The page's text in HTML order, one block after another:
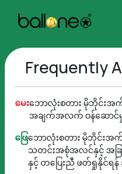
Frequently
မေးဘောလုံးစတား မိုဘိုင်းအ
အချက်အလက် ဝန်ဆောင်
ဖြေဘောလုံးစတား မိုဘိုင်းအ
သတင်းအစုံအလင်နှင့် အခြာ
နှင့် တပြေးညီ ဖတ်ရှုနိုင်ရ